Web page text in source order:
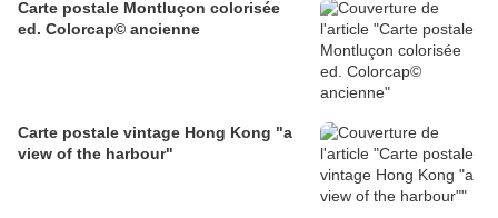
Carte postale Montluçon colorisée
ed. Colorcap© ancienne
Carte postale vintage Hong Kong "a
view of the harbour"